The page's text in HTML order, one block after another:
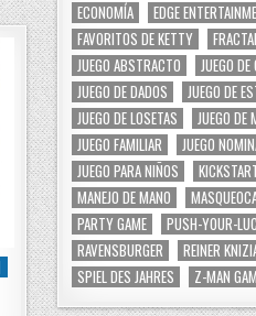
ECONOMÍA
EDGE
FAVORITOS DE KETTY
JUEGO ABSTRACTO
JUEGO
JUEGO DE DADOS
JUEGO DE
JUEGO DE LOSETAS
JUEGO DE
JUEGO FAMILIAR
JUEGO
JUEGO PARA NIÑOS
MANEJO DE MANO
PARTY GAME
PUSH-YOUR-
RAVENSBURGER
REINER
SPIEL DES JAHRES
Z-MAN